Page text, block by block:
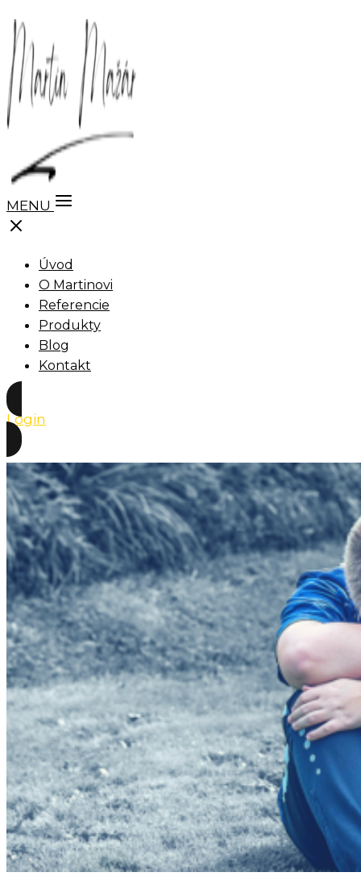
MENU
Úvod
O Martinovi
Referencie
Produkty
Blog
Kontakt
Login